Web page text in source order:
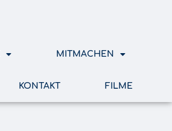
MITMACHEN
KONTAKT FILME